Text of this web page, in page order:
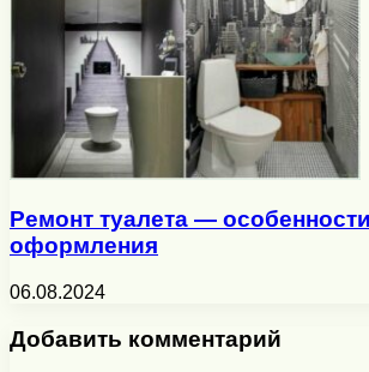
Ремонт туалета —
оформления
06.08.2024
Добавить комментарий